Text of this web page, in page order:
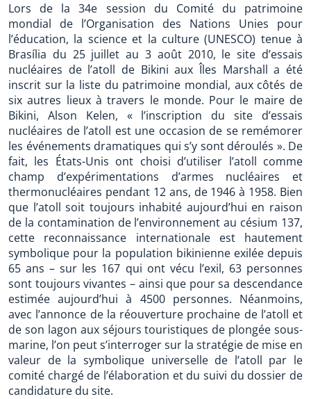
Lors de la 34e session du Comité du patrimoine
mondial de l’Organisation des Nations Unies pour
l’éducation, la science et la culture (UNESCO) tenue à
Brasília du 25 juillet au 3 août 2010, le site d’essais
nucléaires de l’atoll de Bikini aux Îles Marshall a été
inscrit sur la liste du patrimoine mondial, aux côtés de
six autres lieux à travers le monde. Pour le maire de
Bikini, Alson Kelen, « l’inscription du site d’essais
nucléaires de l’atoll est une occasion de se remémorer
les événements dramatiques qui s’y sont déroulés ». De
fait, les États-Unis ont choisi d’utiliser l’atoll comme
champ d’expérimentations d’armes nucléaires et
thermonucléaires pendant 12 ans, de 1946 à 1958. Bien
que l’atoll soit toujours inhabité aujourd’hui en raison
de la contamination de l’environnement au césium 137,
cette reconnaissance internationale est hautement
symbolique pour la population bikinienne exilée depuis
65 ans – sur les 167 qui ont vécu l’exil, 63 personnes
sont toujours vivantes – ainsi que pour sa descendance
estimée aujourd’hui à 4500 personnes. Néanmoins,
avec l’annonce de la réouverture prochaine de l’atoll et
de son lagon aux séjours touristiques de plongée sous-
marine, l’on peut s’interroger sur la stratégie de mise en
valeur de la symbolique universelle de l’atoll par le
comité chargé de l’élaboration et du suivi du dossier de
candidature du site.